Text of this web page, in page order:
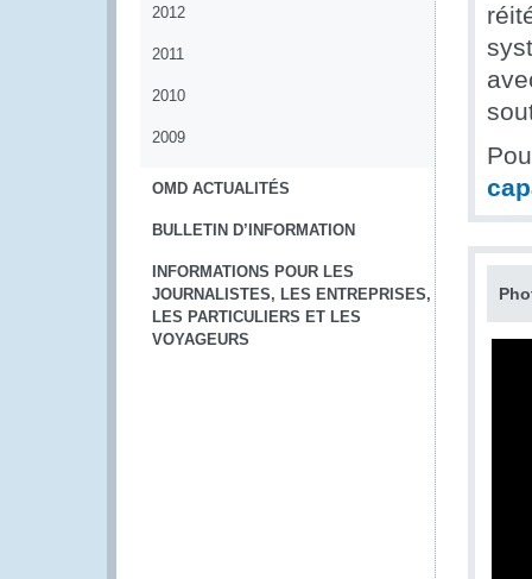
2012
2011
2010
2009
OMD ACTUALITÉS
BULLETIN D’INFORMATION
INFORMATIONS POUR LES
JOURNALISTES, LES ENTREPRISES,
LES PARTICULIERS ET LES
VOYAGEURS